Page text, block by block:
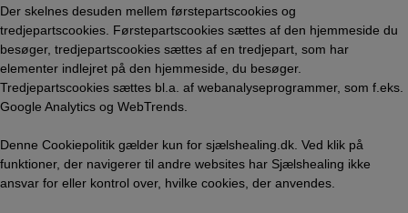
Der skelnes desuden mellem førstepartscookies og
tredjepartscookies. Førstepartscookies sættes af den hjemmeside du
besøger, tredjepartscookies sættes af en tredjepart, som har
elementer indlejret på den hjemmeside, du besøger.
Tredjepartscookies sættes bl.a. af webanalyseprogrammer, som f.eks.
Google Analytics og WebTrends.
Denne Cookiepolitik gælder kun for sjælshealing.dk. Ved klik på
funktioner, der navigerer til andre websites har Sjælshealing ikke
ansvar for eller kontrol over, hvilke cookies, der anvendes.